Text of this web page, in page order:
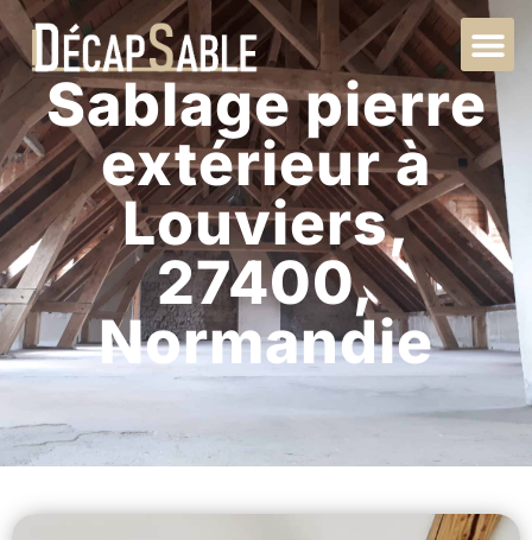
Sablage pierre
extérieur à
Louviers,
27400,
Normandie